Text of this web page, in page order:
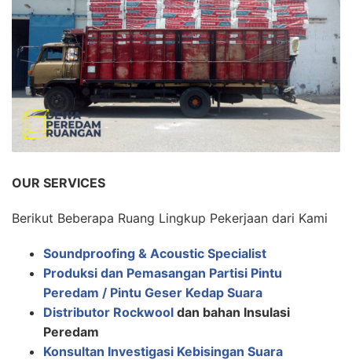
OUR SERVICES
Berikut Beberapa Ruang Lingkup Pekerjaan dari Kami
Soundproofing & Acoustic Specialist
Produksi dan Pemasangan Partisi Pintu
Peredam / Pintu Geser Kedap Suara
Distributor Rockwool dan bahan Insulasi
Peredam
Konsultan Investigasi Kebisingan Suara